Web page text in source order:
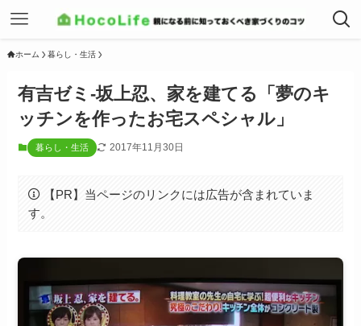
ホーム 暮らし・生活
有吉ゼミ-坂上忍、家を建てる「夢のキ
ッチンを作ったお宅スペシャル」
暮らし・生活 2017年11月30日
【PR】当ページのリンクには広告が含まれていま
す。